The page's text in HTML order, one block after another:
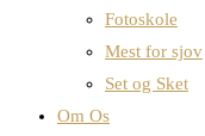
Fotoskole
Mest for sjov
Set og Sket
Om Os